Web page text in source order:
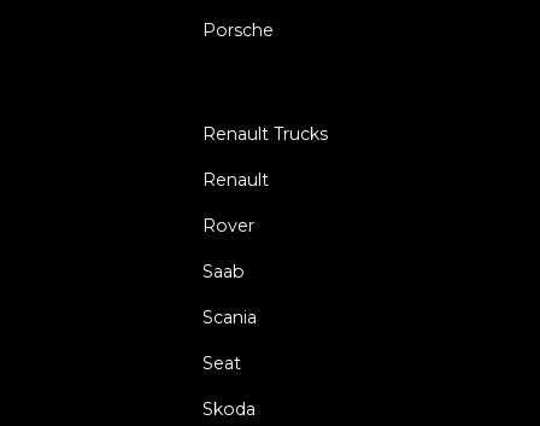
Porsche
Renault Trucks
Renault
Rover
Saab
Scania
Seat
Skoda